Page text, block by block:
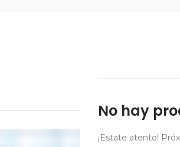
No hay
¡Estate atento!